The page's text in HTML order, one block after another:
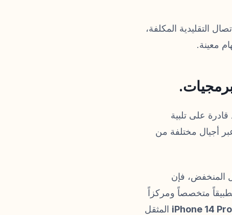
التقليدية المكلفة،
معينة.
قادرة على تلبية
أجيال مختلفة من
المنخفض، فإن
متخصصاً ومركزاً
iPhone 14 Pro المثقل